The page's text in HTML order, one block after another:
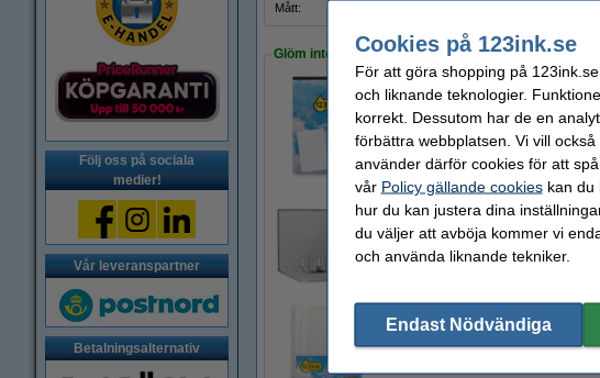
Följ oss på sociala
medier!
Vår leveranspartner
Betalningsalternativ
Mått:
Glöm inte att beställa!
Anteckningsblock A4 linjerat | 100 ark |
34 kr
123ink EU Pärm A4 | 80mm | kartong
44 kr
Plastficka A4 toppöppning 80my |
Cookies på 123ink.se
För att göra shopping på
och liknande teknologier.
korrekt. Dessutom har de en
förbättra webbplatsen. Vi vill
använder därför cookies för att
vår Policy gällande cookieskan du
hur du kan justera dina
du väljer att avböja kommer vi
och använda liknande tekniker.
Endast Nödvändiga